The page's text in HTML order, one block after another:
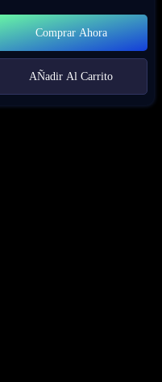
Comprar Ahora
AÑadir Al Carrito